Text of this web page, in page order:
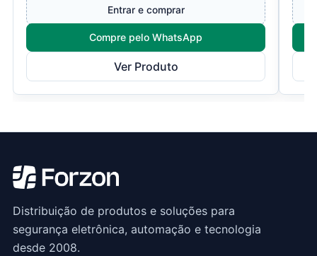
Entrar e comprar
Compre pelo WhatsApp
Ver Produto
Distribuição de produtos e soluções para
segurança eletrônica, automação e tecnologia
desde 2008.